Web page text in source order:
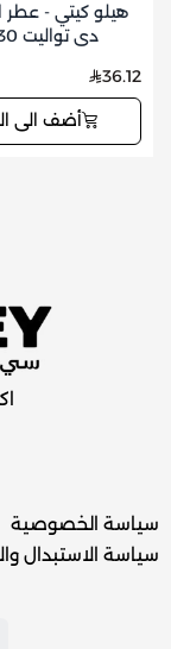
هيلو كيتي - عطر
دي تواليت 30 مل
36.12
أضف الى
سياسة الخصوصية
سياسة الاستبدال